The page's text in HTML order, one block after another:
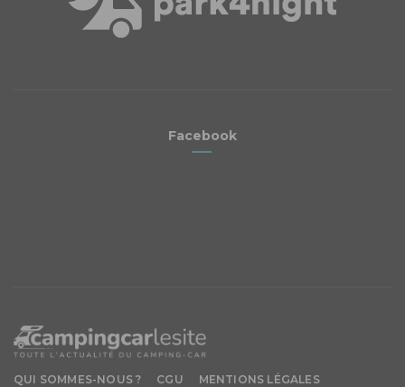
Facebook
QUI SOMMES-NOUS ? CGU MENTIONS LÉGALES